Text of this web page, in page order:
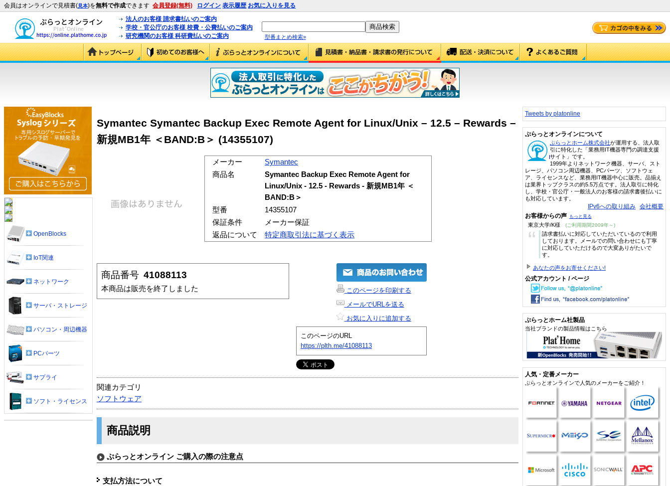
会員はオンラインで見積書(見本)を無料で作成できます 会員登録(無料) ログイン 表示履歴 お気に入りを見る
法人のお客様 請求書払いのご案内
学校・官公庁のお客様 校費・公費払いのご案内
研究機関のお客様 科研費払いのご案内
型番まとめ検索»
Symantec Symantec Backup Exec Remote Agent for Linux/Unix – 12.5 – Rewards –
新規MB1年 ＜BAND:B＞ (14355107)
メーカー
Symantec
商品名
Symantec Backup Exec Remote Agent for
Linux/Unix - 12.5 - Rewards - 新規MB1年 ＜
BAND:B＞
型番
14355107
保証条件
メーカー保証
返品について
特定商取引法に基づく表示
商品番号 41088113
本商品は販売を終了しました
このページを印刷する
メールでURLを送る
お気に入りに追加する
このページのURL
https://plth.me/41088113
関連カテゴリ
ソフトウェア
商品説明
ぷらっとオンライン ご購入の際の注意点
支払方法について
OpenBlocks
IoT関連
ネットワーク
サーバ・ストレージ
パソコン・周辺機器
PCパーツ
サプライ
ソフト・ライセンス
Tweets by platonline
ぷらっとオンラインについて
ぷらっとホーム株式会社が運用する、法人取
引に特化した「業務用IT機器専門の調達支援
サイト」です。
1999年よりネットワーク機器、サーバ、スト
レージ、パソコン周辺機器、PCパーツ、ソフトウェ
ア、ライセンスなど、業務用IT機器中心に販売。品揃え
は業界トップクラスの約5.5万点です。法人取引に特化
し、学校・官公庁・一般法人のお客様の請求書後払いに
も対応しています。
IPv6への取り組み 会社概要
お客様からの声 もっと見る
東京大学/K様 (ご利用期間2009年～)
“
請求書払いに対応していただいているので利用
しております。メールでの問い合わせにも丁寧
に対応していただけるので大変ありがたいで
す。
あなたの声をお寄せください!
公式アカウント / ページ
ぷらっとホーム社製品
当社ブランドの製品情報はこちら
人気・定番メーカー
ぷらっとオンラインで人気のメーカーをご紹介！